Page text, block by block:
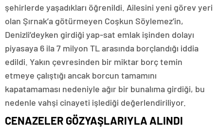
şehirlerde yaşadıkları öğrenildi. Ailesini yeni görev yeri
olan Şırnak’a götürmeyen Coşkun Söylemez’in,
Denizli’deyken girdiği yap-sat emlak işinden dolayı
piyasaya 6 ila 7 milyon TL arasında borçlandığı iddia
edildi. Yakın çevresinden bir miktar borç temin
etmeye çalıştığı ancak borcun tamamını
kapatamaması nedeniyle ağır bir bunalıma girdiği, bu
nedenle vahşi cinayeti işlediği değerlendiriliyor.
CENAZELER GÖZYAŞLARIYLA ALINDI